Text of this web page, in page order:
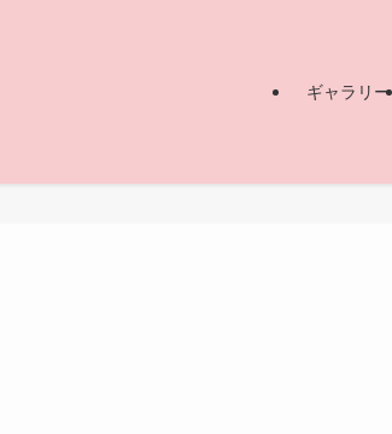
ギャラリー